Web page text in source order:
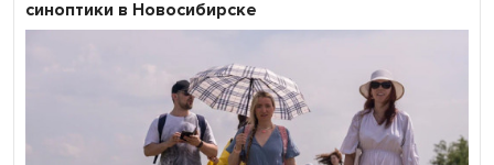
синоптики в Новосибирске